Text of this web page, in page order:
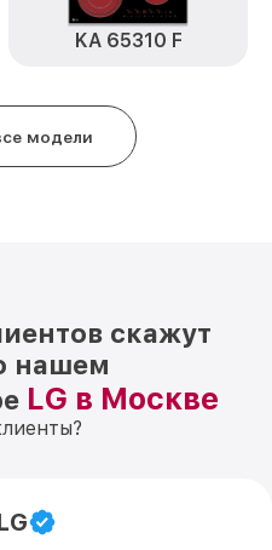
KA 65310 F
модели
скажут
нашем
LG в Москве